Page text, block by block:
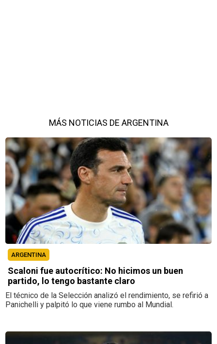
MÁS NOTICIAS DE ARGENTINA
ARGENTINA
Scaloni fue autocrítico: No hicimos un buen
partido, lo tengo bastante claro
El técnico de la Selección analizó el rendimiento, se refirió a
Panichelli y palpitó lo que viene rumbo al Mundial.